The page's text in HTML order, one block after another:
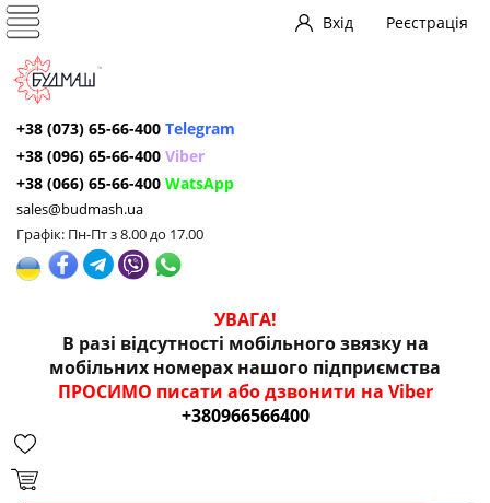
Вхід Реєстрація
+38 (073) 65-66-400 Telegram
+38 (096) 65-66-400 Viber
+38 (066) 65-66-400 WatsApp
sales@budmash.ua
Графік: Пн-Пт з 8.00 до 17.00
УВАГА!
В разі відсутності мобільного звязку на
мобільних номерах нашого підприємства
ПРОСИМО писати або дзвонити на Viber
+380966566400